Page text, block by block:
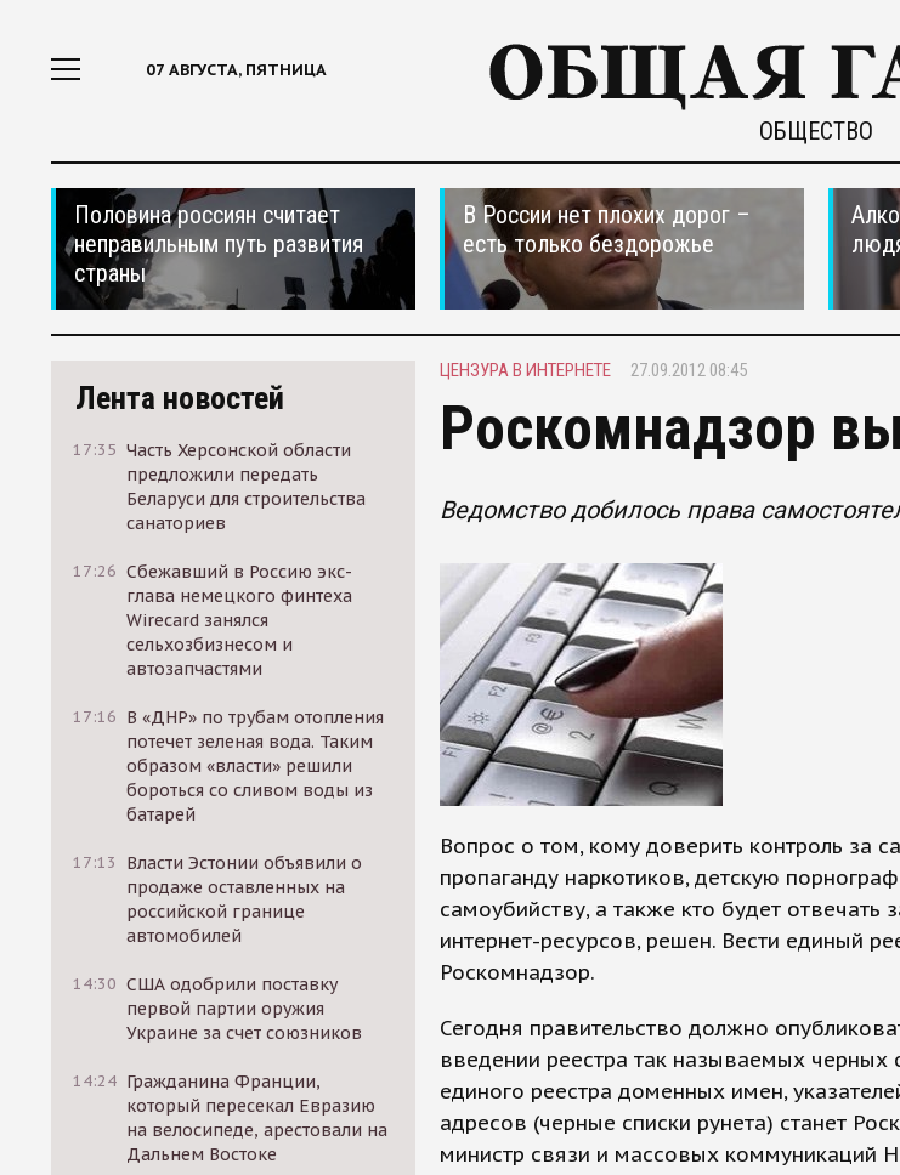
07 АВГУСТА, ПЯТНИЦА
ОБЩЕСТВО
Половина россиян считает
неправильным путь развития
страны
В России нет плохих дорог –
есть только бездорожье
Лента новостей
17:35 Часть Херсонской области
предложили передать
Беларуси для строительства
санаториев
17:26 Сбежавший в Россию экс-
глава немецкого финтеха
Wirecard занялся
сельхозбизнесом и
автозапчастями
17:16 В «ДНР» по трубам отопления
потечет зеленая вода. Таким
образом «власти» решили
бороться со сливом воды из
батарей
17:13
Власти Эстонии объявили о
продаже оставленных на
российской границе
автомобилей
14:30 США одобрили поставку
первой партии оружия
Украине за счет союзников
14:24 Гражданина Франции,
который пересекал Евразию
на велосипеде, арестовали на
Дальнем Востоке
ЦЕНЗУРА В ИНТЕРНЕТЕ 27.09.2012 08:45
Роскомнадзор
Ведомство добилось права
Вопрос о том, кому доверить контроль за
пропаганду наркотиков, детскую
самоубийству, а также кто будет отвечать
интернет-ресурсов, решен. Вести единый
Роскомнадзор.
Сегодня правительство должно
введении реестра так называемых черных
единого реестра доменных имен,
адресов (черные списки рунета) станет
министр связи и массовых коммуникаций